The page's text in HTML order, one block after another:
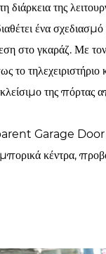
της
ένα σχεδιασμό
στο γκαράζ. Με
τηλεχειριστήριο
κλείσιμο της
Garage Door
κέντρα,